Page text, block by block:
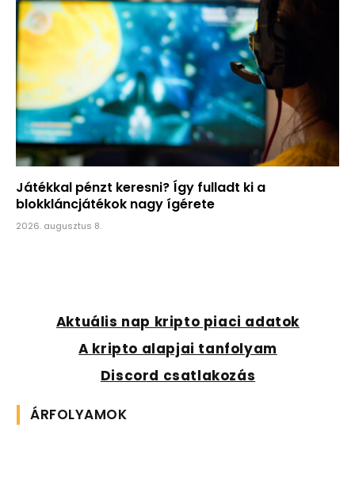
Játékkal pénzt keresni? Így fulladt ki a
blokkláncjátékok nagy ígérete
2026. augusztus 8.
Aktuális nap kripto piaci adatok
A kripto alapjai tanfolyam
Discord csatlakozás
ÁRFOLYAMOK